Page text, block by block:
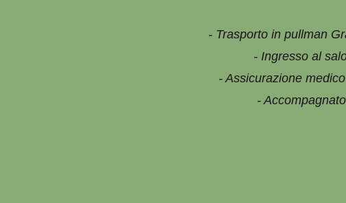
- Trasporto in pullman
- Ingresso al
- Assicurazione
-